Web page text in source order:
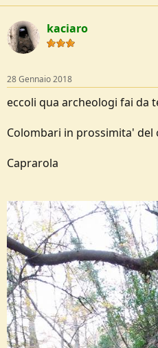
kaciaro
28 Gennaio 2018
eccoli qua archeologi fai da
Colombari in prossimita' del
Caprarola